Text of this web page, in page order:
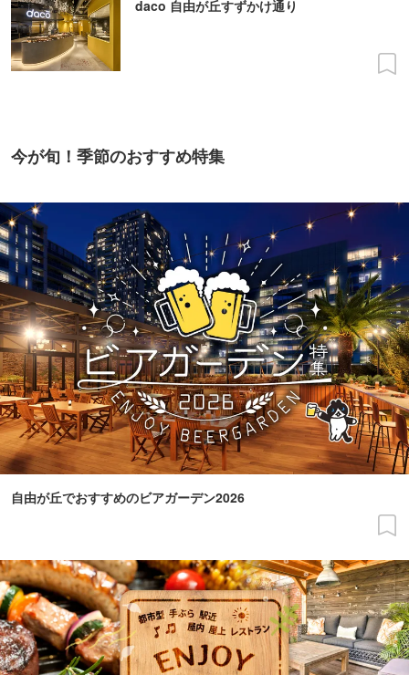
daco 自由が丘すずかけ通り
今が旬！季節のおすすめ特集
自由が丘でおすすめのビアガーデン2026